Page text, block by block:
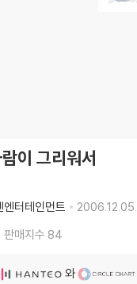
이 그리워서
엔터테인먼트
2006.12.05.
판매지수 84
와